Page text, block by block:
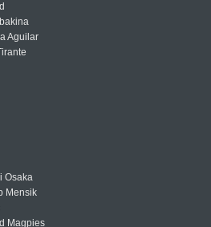
Aguilar
Osaka
Mensik
Magpies